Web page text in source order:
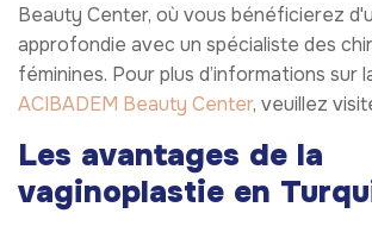
Beauty Center, où vous bénéficierez
approfondie avec un spécialiste des
féminines. Pour plus d’informations sur
ACIBADEM Beauty Center, veuillez
Les avantages de la
vaginoplastie en